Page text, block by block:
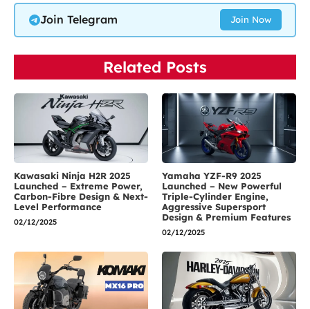
Join Telegram Join Now
Related Posts
Kawasaki Ninja H2R 2025
Launched – Extreme Power,
Carbon-Fibre Design & Next-
Level Performance
02/12/2025
Yamaha YZF-R9 2025
Launched – New Powerful
Triple-Cylinder Engine,
Aggressive Supersport
Design & Premium Features
02/12/2025